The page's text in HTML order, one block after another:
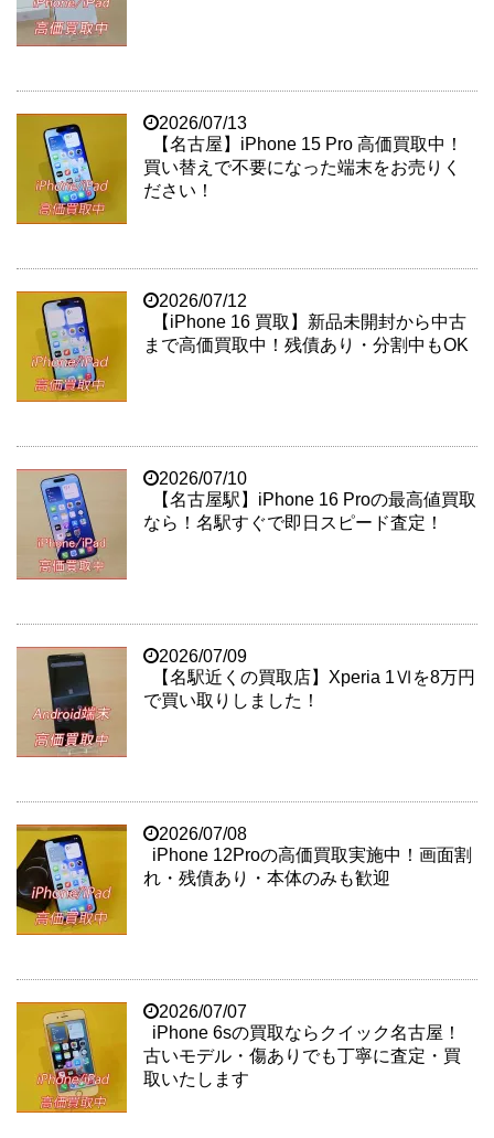
2026/07/13
【名古屋】iPhone 15 Pro 高価買取中！
買い替えで不要になった端末をお売りく
ださい！
2026/07/12
【iPhone 16 買取】新品未開封から中古
まで高価買取中！残債あり・分割中もOK
2026/07/10
【名古屋駅】iPhone 16 Proの最高値買取
なら！名駅すぐで即日スピード査定！
2026/07/09
【名駅近くの買取店】Xperia 1Ⅵを8万円
で買い取りしました！
2026/07/08
iPhone 12Proの高価買取実施中！画面割
れ・残債あり・本体のみも歓迎
2026/07/07
iPhone 6sの買取ならクイック名古屋！
古いモデル・傷ありでも丁寧に査定・買
取いたします